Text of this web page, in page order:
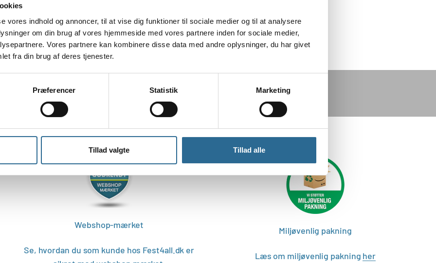
vores indhold og annoncer, til at vise dig funktioner til sociale medier og til at analysere
om din brug af vores hjemmeside med vores partnere inden for sociale medier,
Vores partnere kan kombinere disse data med andre oplysninger, du har givet
fra din brug af deres tjenester.
Præferencer Statistik Marketing
Tillad valgte Tillad alle
Webshop-mærket
Se, hvordan du som kunde hos Fest4all.dk er
Miljøvenlig pakning
Læs om miljøvenlig pakning her